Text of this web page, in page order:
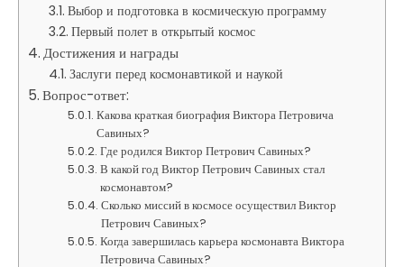
Выбор и подготовка в космическую программу
Первый полет в открытый космос
Достижения и награды
Заслуги перед космонавтикой и наукой
Вопрос-ответ:
Какова краткая биография Виктора Петровича
Савиных?
Где родился Виктор Петрович Савиных?
В какой год Виктор Петрович Савиных стал
космонавтом?
Сколько миссий в космосе осуществил Виктор
Петрович Савиных?
Когда завершилась карьера космонавта Виктора
Петровича Савиных?